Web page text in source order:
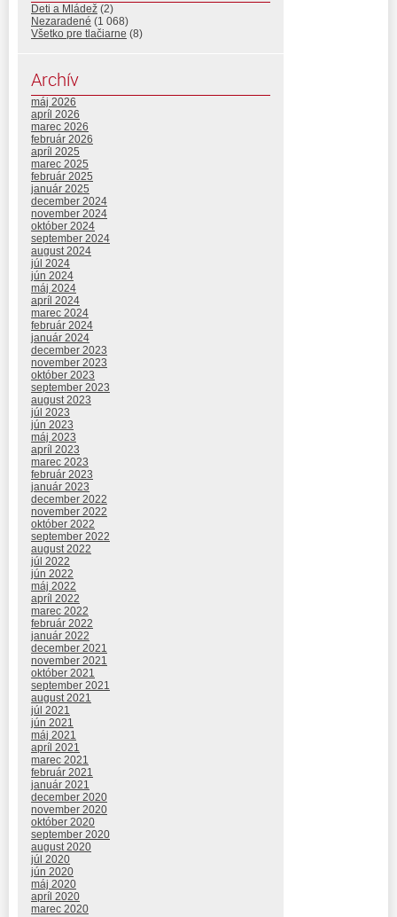
Deti a Mládež (2)
Nezaradené (1 068)
Všetko pre tlačiarne (8)
Archív
máj 2026
apríl 2026
marec 2026
február 2026
apríl 2025
marec 2025
február 2025
január 2025
december 2024
november 2024
október 2024
september 2024
august 2024
júl 2024
jún 2024
máj 2024
apríl 2024
marec 2024
február 2024
január 2024
december 2023
november 2023
október 2023
september 2023
august 2023
júl 2023
jún 2023
máj 2023
apríl 2023
marec 2023
február 2023
január 2023
december 2022
november 2022
október 2022
september 2022
august 2022
júl 2022
jún 2022
máj 2022
apríl 2022
marec 2022
február 2022
január 2022
december 2021
november 2021
október 2021
september 2021
august 2021
júl 2021
jún 2021
máj 2021
apríl 2021
marec 2021
február 2021
január 2021
december 2020
november 2020
október 2020
september 2020
august 2020
júl 2020
jún 2020
máj 2020
apríl 2020
marec 2020